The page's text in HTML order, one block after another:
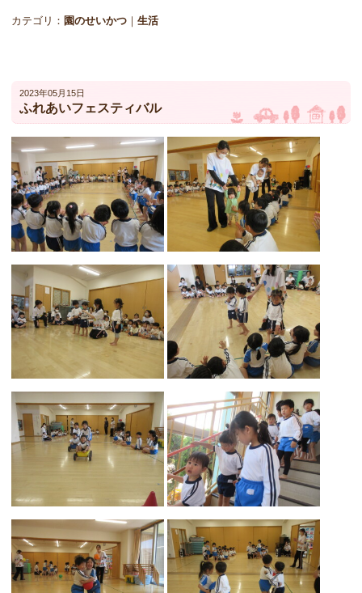
カテゴリ： 園のせいかつ ｜ 生活
2023年05月15日
ふれあいフェスティバル